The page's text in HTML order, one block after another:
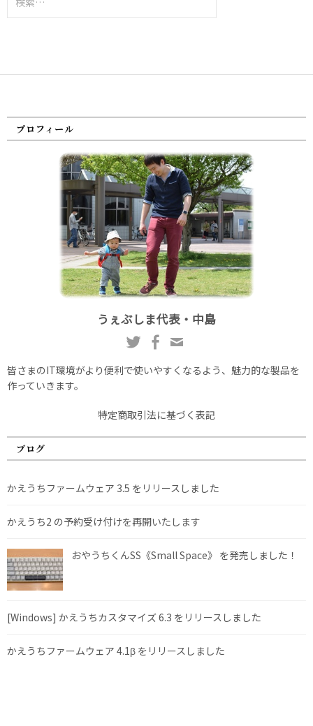
索:
プロフィール
うぇぶしま代表・中島
皆さまのIT環境がより便利で使いやすくなるよう、魅力的な製品を
作っていきます。
特定商取引法に基づく表記
ブログ
かえうちファームウェア 3.5 をリリースしました
かえうち2 の予約受け付けを再開いたします
おやうちくんSS《Small Space》 を発売しました！
[Windows] かえうちカスタマイズ 6.3 をリリースしました
かえうちファームウェア 4.1β をリリースしました